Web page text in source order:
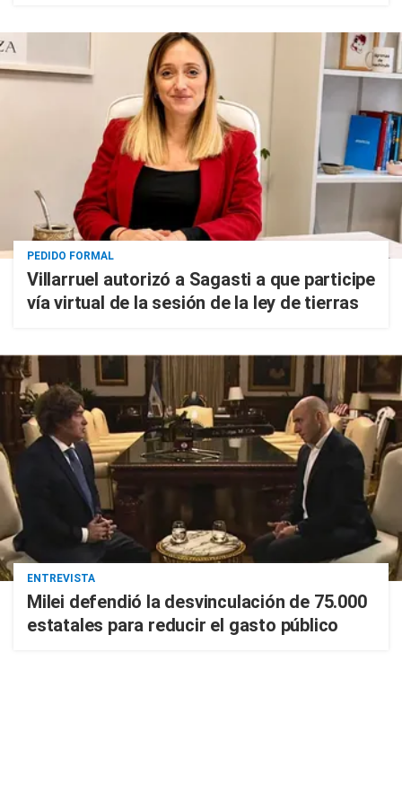
PEDIDO FORMAL
Villarruel autorizó a Sagasti a que participe
vía virtual de la sesión de la ley de tierras
ENTREVISTA
Milei defendió la desvinculación de 75.000
estatales para reducir el gasto público